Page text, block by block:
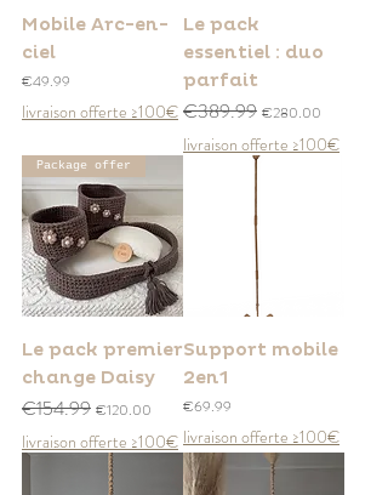
Mobile Arc-en-
ciel
Price
€49.99
livraison offerte ≥100€
Le pack
essentiel : duo
parfait
Regular Price
€389.99 Sale Price
€280.00
livraison offerte ≥100€
Package offer
Le pack premier
change Daisy
Regular Price
€154.99 Sale Price
€120.00
livraison offerte ≥100€
Support mobile
2en1
Price
€69.99
livraison offerte ≥100€